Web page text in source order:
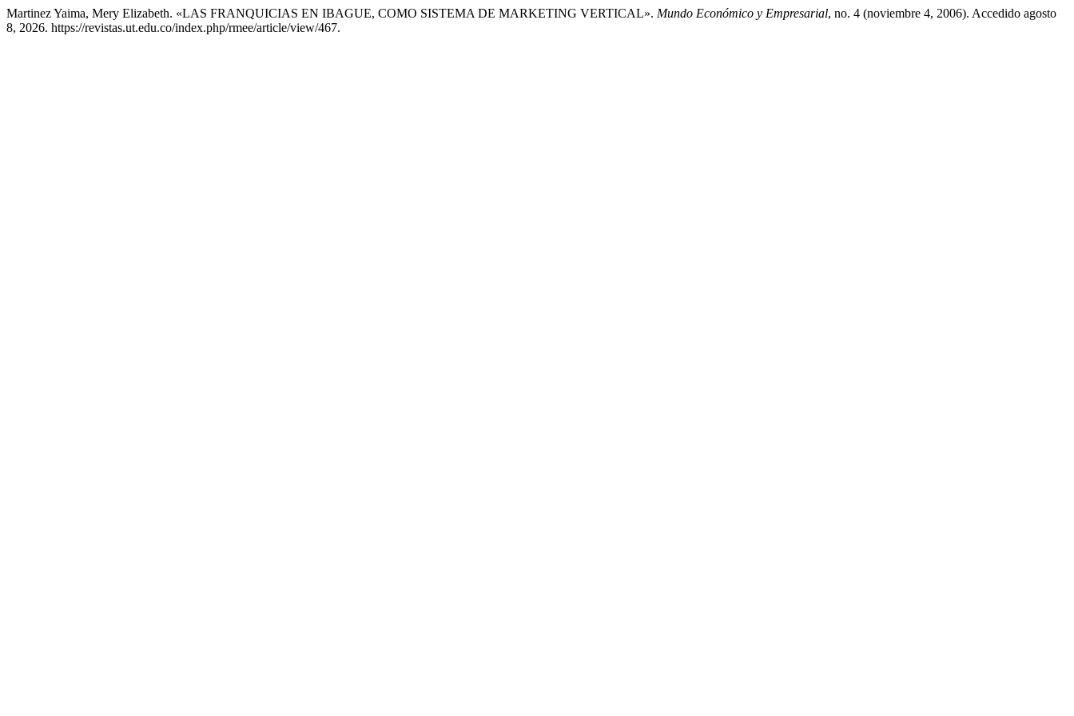
Martinez Yaima, Mery Elizabeth. «LAS FRANQUICIAS EN IBAGUE, COMO SISTEMA DE MARKETING VERTICAL». Mundo Económico y Empresarial, no. 4 (noviembre 4, 2006). Accedido agosto
8, 2026. https://revistas.ut.edu.co/index.php/rmee/article/view/467.